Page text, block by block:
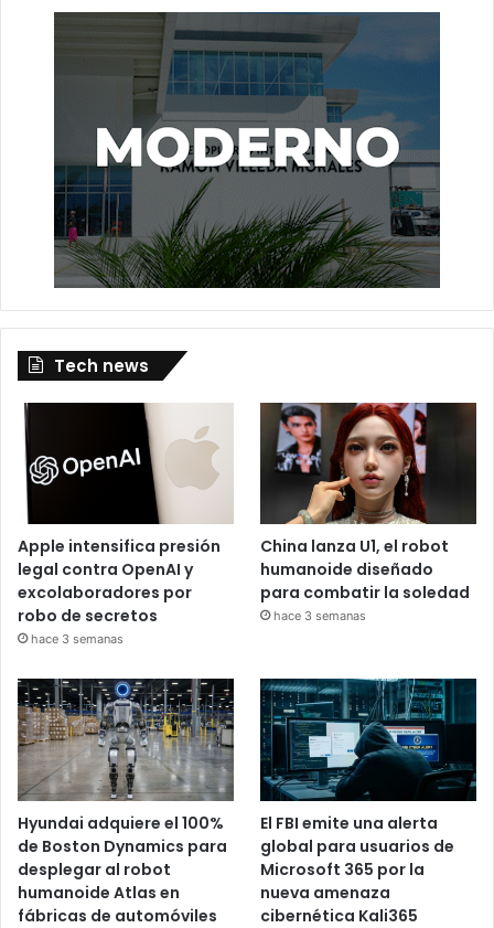
Tech news
Apple intensifica presión
legal contra OpenAI y
excolaboradores por
robo de secretos
hace 3 semanas
China lanza U1, el robot
humanoide diseñado
para combatir la soledad
hace 3 semanas
Hyundai adquiere el 100%
de Boston Dynamics para
desplegar al robot
humanoide Atlas en
fábricas de automóviles
El FBI emite una alerta
global para usuarios de
Microsoft 365 por la
nueva amenaza
cibernética Kali365